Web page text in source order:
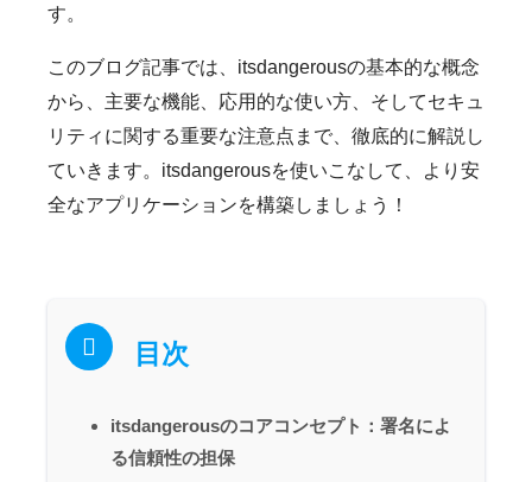
す。
このブログ記事では、itsdangerousの基本的な概念
から、主要な機能、応用的な使い方、そしてセキュ
リティに関する重要な注意点まで、徹底的に解説し
ていきます。itsdangerousを使いこなして、より安
全なアプリケーションを構築しましょう！
目次
itsdangerousのコアコンセプト：署名によ
る信頼性の担保